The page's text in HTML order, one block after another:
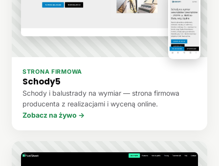
STRONA FIRMOWA
Schody5
Schody i balustrady na wymiar — strona firmowa
producenta z realizacjami i wyceną online.
Zobacz na żywo →